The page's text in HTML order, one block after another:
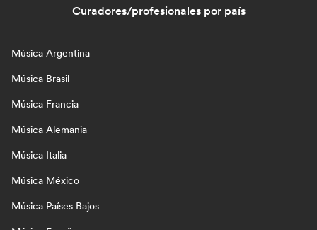
Curadores/profesionales por país
Música Argentina
Música Brasil
Música Francia
Música Alemania
Música Italia
Música México
Música Países Bajos